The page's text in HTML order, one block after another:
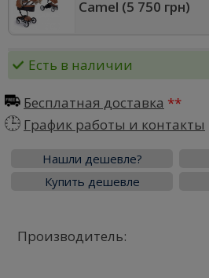
Camel (5 750 грн)
Есть в наличии
Бесплатная доставка
График работы и контакты
Нашли дешевле?
Купить дешевле
Производитель: